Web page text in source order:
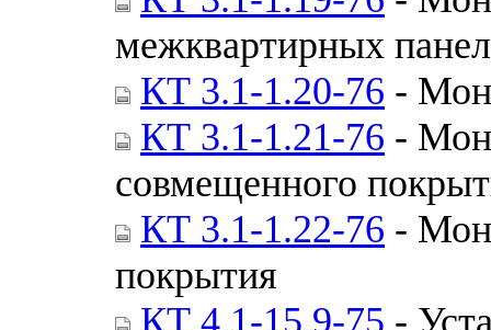
межквартирных
КТ 3.1-1.20-76 -
КТ 3.1-1.21-76 -
совмещенного
КТ 3.1-1.22-76 -
покрытия
КТ 4.1-15.9-75 -